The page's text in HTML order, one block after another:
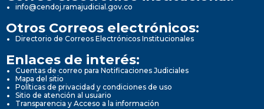
info@cendoj.ramajudicial.gov.co
Otros Correos electrónicos:
Directorio de Correos Electrónicos Institucionales
Enlaces de interés:
Cuentas de correo para Notificaciones Judiciales
Mapa del sitio
Políticas de privacidad y condiciones de uso
Sitio de atención al usuario
Transparencia y Acceso a la información